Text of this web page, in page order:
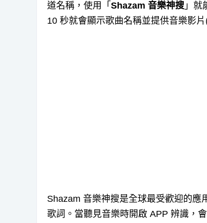
道名稱，使用「 Shazam 音樂神搜 」就
10 秒就會顯示歌曲名稱並提供音樂影片
Shazam 音樂神搜是全球最受歡迎的
歌詞。當聽見音樂時開啟 APP 辨識，